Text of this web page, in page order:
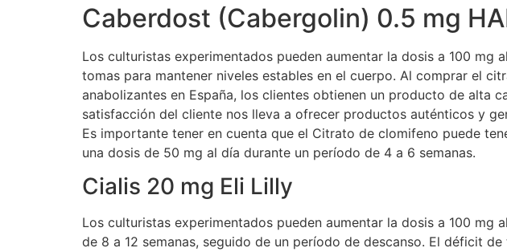
Caberdost (Cabergolin) 0.5 mg
Los culturistas experimentados pueden aumentar la dosis a 100
tomas para mantener niveles estables en el cuerpo. Al comprar el
anabolizantes en España, los clientes obtienen un producto de alta
satisfacción del cliente nos lleva a ofrecer productos auténticos y
Es importante tener en cuenta que el Citrato de clomifeno puede
una dosis de 50 mg al día durante un período de 4 a 6 semanas.
Cialis 20 mg Eli Lilly
Los culturistas experimentados pueden aumentar la dosis a 100
de 8 a 12 semanas, seguido de un período de descanso. El déficit